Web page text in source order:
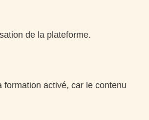
de la plateforme.
formation activé, car le contenu